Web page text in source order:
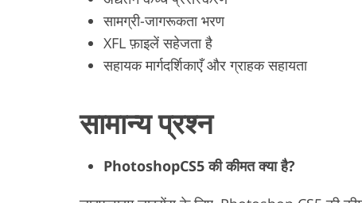
सामग्री-जागरूकता भरण
XFL फ़ाइलें सहेजता है
सहायक मार्गदर्शिकाएँ और ग्राहक सहायता
सामान्य प्रश्न
PhotoshopCS5 की कीमत क्या है?